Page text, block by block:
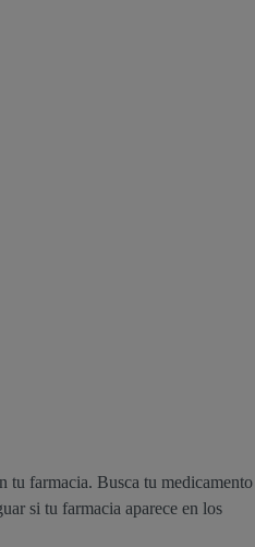
tu farmacia. Busca tu medicamento
si tu farmacia aparece en los